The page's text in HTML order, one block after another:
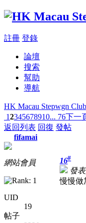
註冊 登錄
論壇
搜索
幫助
導航
HK Macau Stepwgn Club
12345678910... 76下一
返回列表 回復 發帖
fifamai
網站會員
UID
19
帖子
16#
發
慢慢做